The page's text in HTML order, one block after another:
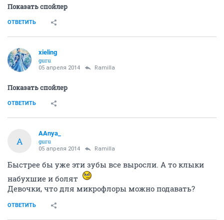
Показать спойлер
ОТВЕТИТЬ
xieling
guru
05 апреля 2014 Ramilla
Показать спойлер
ОТВЕТИТЬ
A
AAnya_
guru
05 апреля 2014 Ramilla
Быстрее бы уже эти зубы все выросли. А то клыки
набухшие и болят
Девочки, что для микрофлоры можно подавать?
ОТВЕТИТЬ